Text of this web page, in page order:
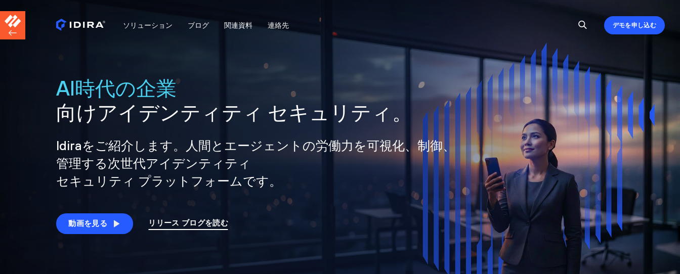
ソリューション ブログ 関連資料 連絡先 デモを申し込む
AI時代の企業
向けアイデンティティ セキュリティ。
Idiraをご紹介します。人間とエージェントの労働力を可視化、制御、
管理する次世代アイデンティティ
セキュリティ プラットフォームです。
動画を見る リリース ブログを読む